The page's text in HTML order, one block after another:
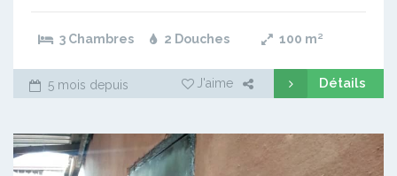
3 Chambres 2 Douches 100 m²
5 mois depuis J'aime Détails